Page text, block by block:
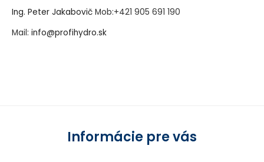
Ing. Peter Jakabovič Mob:+421 905 691 190
Mail: info@profihydro.sk
Informácie pre vás